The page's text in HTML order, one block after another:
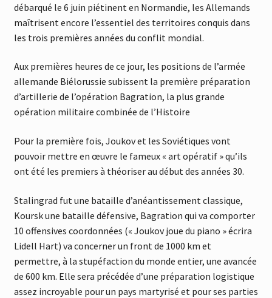
débarqué le 6 juin piétinent en Normandie, les Allemands
maîtrisent encore l’essentiel des territoires conquis dans
les trois premières années du conflit mondial.
Aux premières heures de ce jour, les positions de l’armée
allemande Biélorussie subissent la première préparation
d’artillerie de l’opération Bagration, la plus grande
opération militaire combinée de l’Histoire
Pour la première fois, Joukov et les Soviétiques vont
pouvoir mettre en œuvre le fameux « art opératif » qu’ils
ont été les premiers à théoriser au début des années 30.
Stalingrad fut une bataille d’anéantissement classique,
Koursk une bataille défensive, Bagration qui va comporter
10 offensives coordonnées (« Joukov joue du piano » écrira
Lidell Hart) va concerner un front de 1000 km et
permettre, à la stupéfaction du monde entier, une avancée
de 600 km. Elle sera précédée d’une préparation logistique
assez incroyable pour un pays martyrisé et pour ses parties